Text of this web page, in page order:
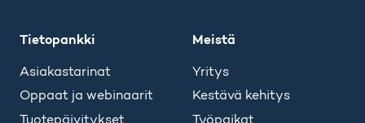
Tietopankki
Asiakastarinat
Oppaat ja webinaarit
Tuotepäivitykset
Meistä
Yritys
Kestävä kehitys
Työpaikat